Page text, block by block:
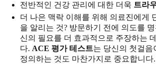
전반적인 건강 관리에 대한 더욱 트라
더 나은 맥락 이해를 위해 의료진에게
을 알리는 것? 방문하기 전에 의도를
신의 필요를 더 효과적으로 주장하는
다. ACE 평가 테스트는 당신의 첫걸음
정의하는 것도 마찬가지로 중요합니다.